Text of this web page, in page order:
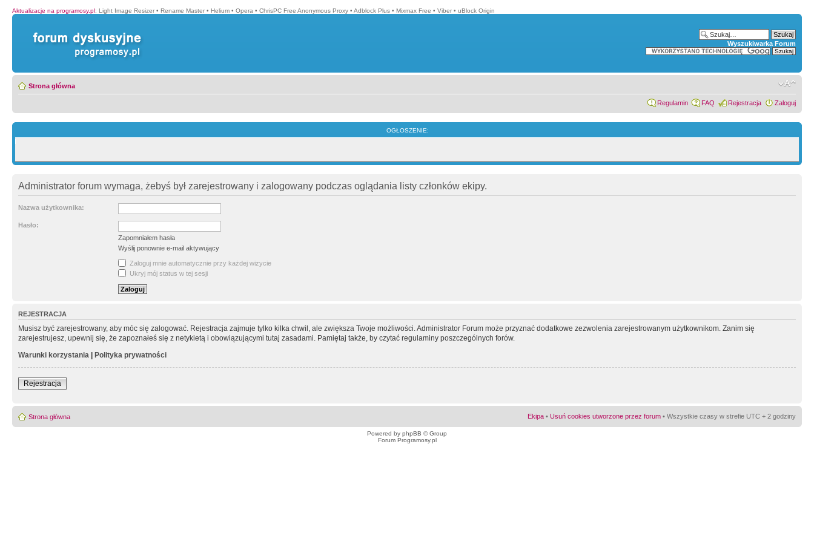
Aktualizacje na programosy.pl: Light Image Resizer • Rename Master • Helium • Opera • ChrisPC Free Anonymous Proxy • Adblock Plus • Mixmax Free • Viber • uBlock Origin
Wyszukiwarka Forum
Strona główna
Regulamin FAQ Rejestracja Zaloguj
OGŁOSZENIE:
Administrator forum wymaga, żebyś był zarejestrowany i zalogowany podczas oglądania listy członków ekipy.
Nazwa użytkownika:
Hasło:
Zapomniałem hasła
Wyślij ponownie e-mail aktywujący
Zaloguj mnie automatycznie przy każdej wizycie
Ukryj mój status w tej sesji
REJESTRACJA
Musisz być zarejestrowany, aby móc się zalogować. Rejestracja zajmuje tylko kilka chwil, ale zwiększa Twoje możliwości. Administrator Forum może przyznać dodatkowe zezwolenia zarejestrowanym użytkownikom. Zanim się
zarejestrujesz, upewnij się, że zapoznałeś się z netykietą i obowiązującymi tutaj zasadami. Pamiętaj także, by czytać regulaminy poszczególnych forów.
Warunki korzystania | Polityka prywatności
Rejestracja
Strona główna Ekipa • Usuń cookies utworzone przez forum • Wszystkie czasy w strefie UTC + 2 godziny
Powered by phpBB © Group
Forum Programosy.pl